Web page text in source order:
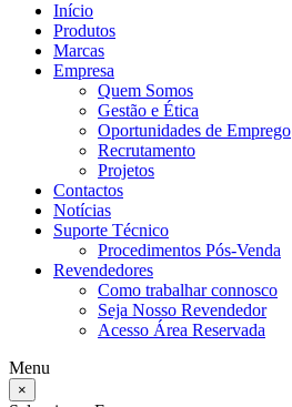
Início
Produtos
Marcas
Empresa
Quem Somos
Gestão e Ética
Oportunidades de Emprego
Recrutamento
Projetos
Contactos
Notícias
Suporte Técnico
Procedimentos Pós-Venda
Revendedores
Como trabalhar connosco
Seja Nosso Revendedor
Acesso Área Reservada
Menu
×